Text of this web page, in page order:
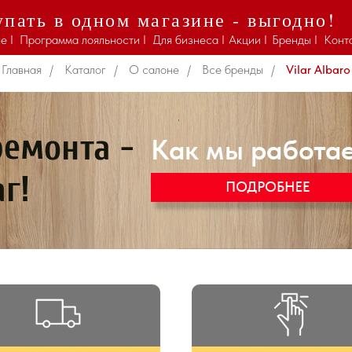
в одном магазине - выгодно!
Бренды I
Акции I
Для бизнеса I
Программа лояльности I
I
Vilar Albaro
Главная / Каталог / О салоне / Все бренды / Vilar Albaro